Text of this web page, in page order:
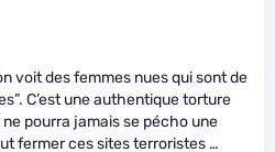
voit des femmes nues qui sont de
C’est une authentique torture
pourra jamais se pécho une
fermer ces sites terroristes …